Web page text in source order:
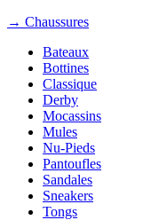
→ Chaussures
Bateaux
Bottines
Classique
Derby
Mocassins
Mules
Nu-Pieds
Pantoufles
Sandales
Sneakers
Tongs